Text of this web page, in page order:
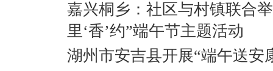
嘉兴桐乡：社区与村镇联合
里‘香’约”端午节主题活动
湖州市安吉县开展“端午送安